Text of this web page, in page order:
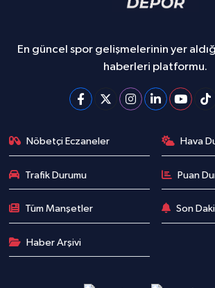
En güncel spor gelişmelerinin yer
haberleri platformu.
Nöbetçi Eczaneler Hava
Trafik Durumu Puan
Tüm Manşetler Son
Haber Arşivi